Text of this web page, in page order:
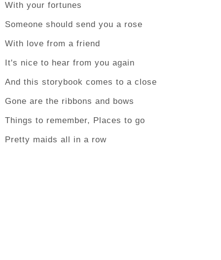
With your fortunes
Someone should send you a rose
With love from a friend
It's nice to hear from you again
And this storybook comes to a close
Gone are the ribbons and bows
Things to remember, Places to go
Pretty maids all in a row